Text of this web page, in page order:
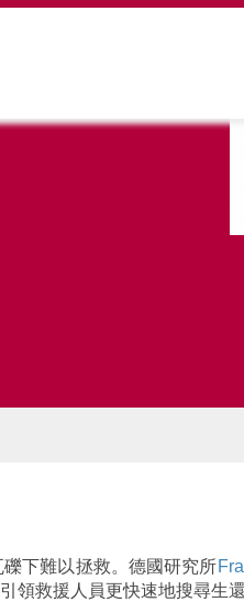
下難以拯救。德國研究所
領救援人員更快速地搜尋生還